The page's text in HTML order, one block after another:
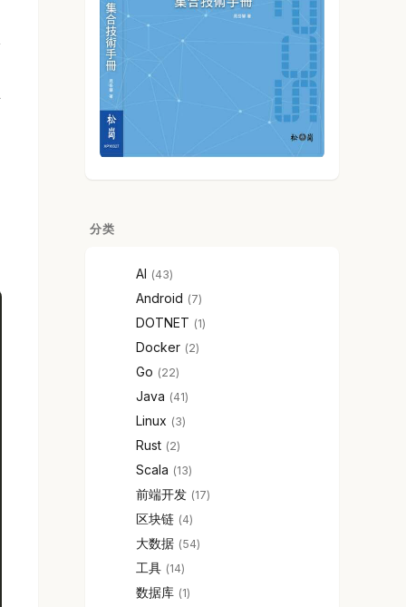
分类
AI 43
Android 7
DOTNET 1
Docker 2
Go 22
Java 41
Linux 3
Rust 2
Scala 13
前端开发 17
区块链 4
大数据 54
工具 14
数据库 1